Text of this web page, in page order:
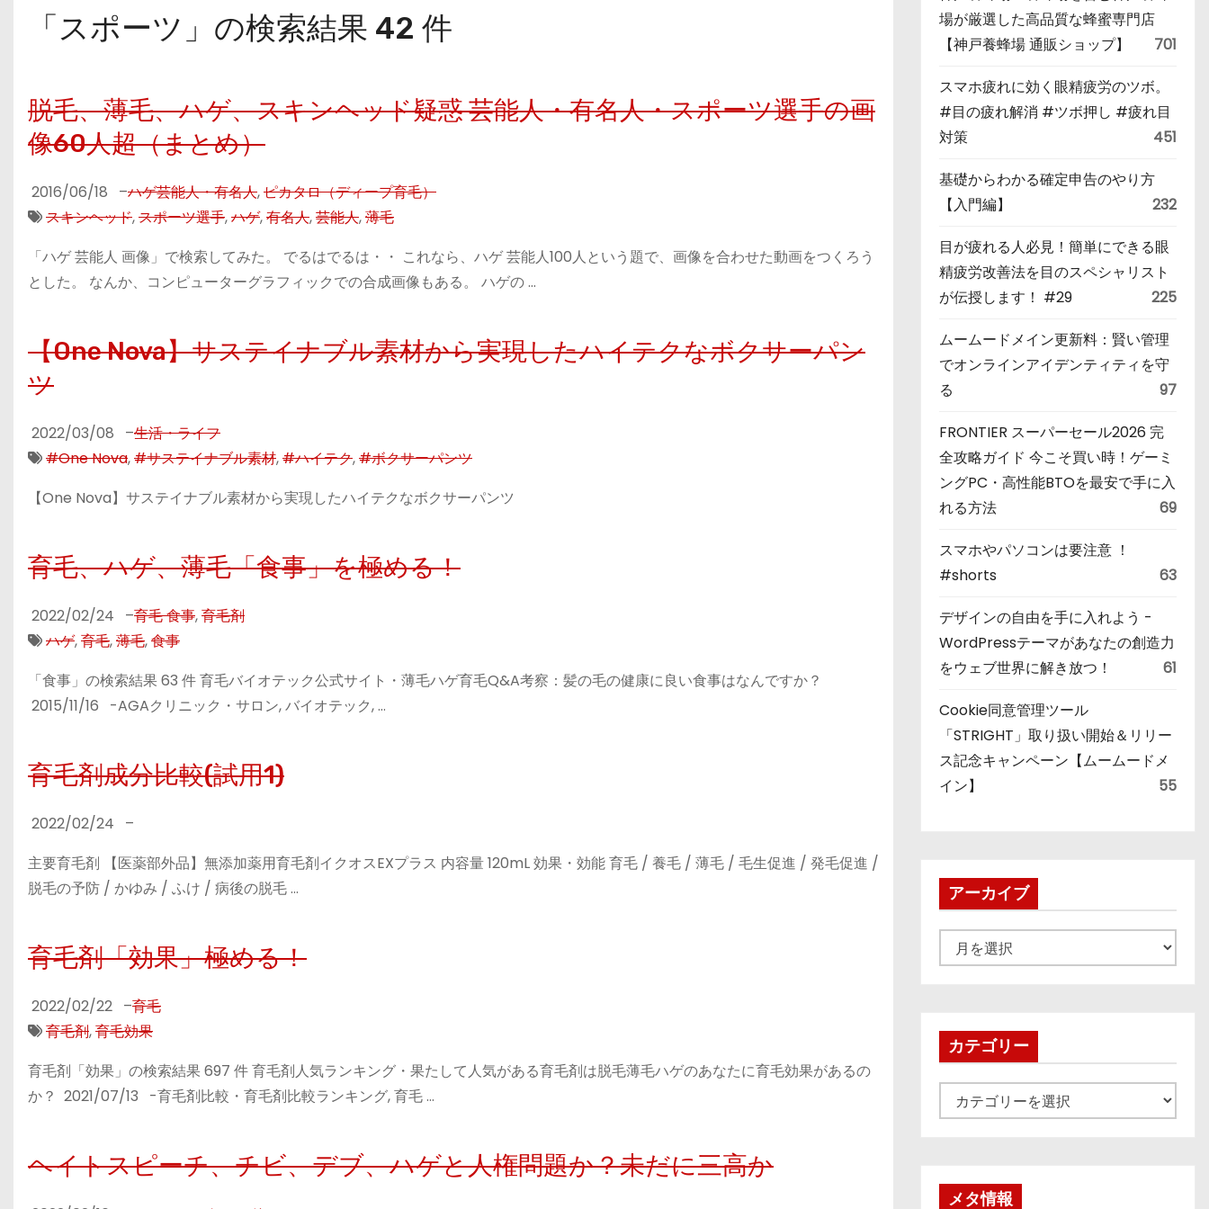
「スポーツ」の検索結果 42 件
脱毛、薄毛、ハゲ、スキンヘッド疑惑 芸能人・有名人・スポーツ選手の画
像60人超（まとめ）
2016/06/18 –ハゲ芸能人・有名人,ピカタロ（ディープ育毛）
スキンヘッド,スポーツ選手,ハゲ,有名人,芸能人,薄毛
「ハゲ 芸能人 画像」で検索してみた。 でるはでるは・・ これなら、ハゲ 芸能人100人という題で、画像を合わせた動画をつくろう
とした。 なんか、コンピューターグラフィックでの合成画像もある。 ハゲの …
【One Nova】サステイナブル素材から実現したハイテクなボクサーパン
ツ
2022/03/08 –生活・ライフ
#One Nova,#サステイナブル素材,#ハイテク,#ボクサーパンツ
【One Nova】サステイナブル素材から実現したハイテクなボクサーパンツ
育毛、ハゲ、薄毛「食事」を極める！
2022/02/24 –育毛 食事,育毛剤
ハゲ,育毛,薄毛,食事
「食事」の検索結果 63 件 育毛バイオテック公式サイト・薄毛ハゲ育毛Q&A考察：髪の毛の健康に良い食事はなんですか？
2015/11/16 -AGAクリニック・サロン, バイオテック, …
育毛剤成分比較(試用1)
2022/02/24
–
主要育毛剤 【医薬部外品】無添加薬用育毛剤イクオスEXプラス 内容量 120mL 効果・効能 育毛 / 養毛 / 薄毛 / 毛生促進 / 発毛促進 /
脱毛の予防 / かゆみ / ふけ / 病後の脱毛 …
育毛剤「効果」極める！
2022/02/22 –育毛
育毛剤,育毛効果
育毛剤「効果」の検索結果 697 件 育毛剤人気ランキング・果たして人気がある育毛剤は脱毛薄毛ハゲのあなたに育毛効果があるの
か？ 2021/07/13 -育毛剤比較・育毛剤比較ランキング, 育毛 …
ヘイトスピーチ、チビ、デブ、ハゲと人権問題か？未だに三高か
場が厳選した高品質な蜂蜜専門店
【神戸養蜂場 通販ショップ】
701
スマホ疲れに効く眼精疲労のツボ。
#目の疲れ解消 #ツボ押し #疲れ目
対策
451
基礎からわかる確定申告のやり方
【入門編】
232
目が疲れる人必見！簡単にできる眼
精疲労改善法を目のスペシャリスト
が伝授します！ #29
225
ムームードメイン更新料：賢い管理
でオンラインアイデンティティを守
る
97
FRONTIER スーパーセール2026 完
全攻略ガイド 今こそ買い時！ゲーミ
ングPC・高性能BTOを最安で手に入
れる方法
69
スマホやパソコンは要注意 ！
#shorts
63
デザインの自由を手に入れよう -
WordPressテーマがあなたの創造力
をウェブ世界に解き放つ！
61
Cookie同意管理ツール
「STRIGHT」取り扱い開始＆リリー
ス記念キャンペーン【ムームードメ
イン】
55
アーカイブ
ー
ブカテゴリー
テ
メタ情報